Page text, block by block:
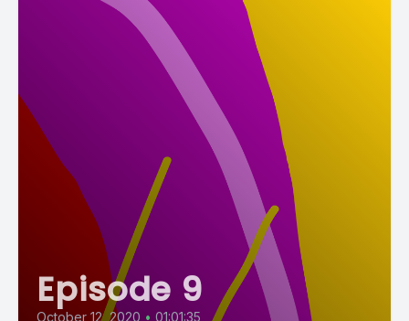
Episode 9
October 12, 2020 • 01:01:35